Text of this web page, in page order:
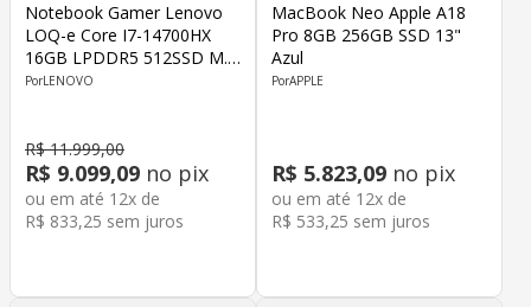
Notebook Gamer Lenovo
LOQ-e Core I7-14700HX
16GB LPDDR5 512SSD M.2
15.6" Geforce RTX 4060
LENOVO
R$ 11.999,00
R$ 9.099,09 no pix
ou em até 12x de
R$ 833,25 sem juros
MacBook Neo Apple A18
Pro 8GB 256GB SSD 13"
Azul
APPLE
R$ 5.823,09 no pix
ou em até 12x de
R$ 533,25 sem juros